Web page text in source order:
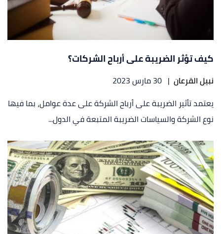
كيف تؤثر الضريبة على أرباح الشركات؟
نبيل القرعان | 30 مارس 2023
يعتمد تأثير الضريبة على أرباح الشركة على عدة عوامل، بما فيها
نوع الشركة والسياسات الضريبة المتبعة في الدول...